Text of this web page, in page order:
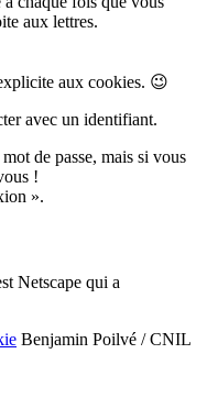
aux lettres.
aux cookies. 😉
avec un identifiant.
de passe, mais si vous
!
».
Netscape qui a
Benjamin Poilvé / CNIL